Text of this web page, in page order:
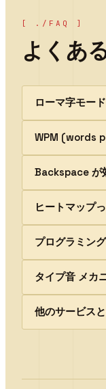
[ ./FAQ ]
よくあ
ローマ字モー
WPM (words
Backspace が
ヒートマップ
プログラミン
タイプ音 メカ
他のサービス